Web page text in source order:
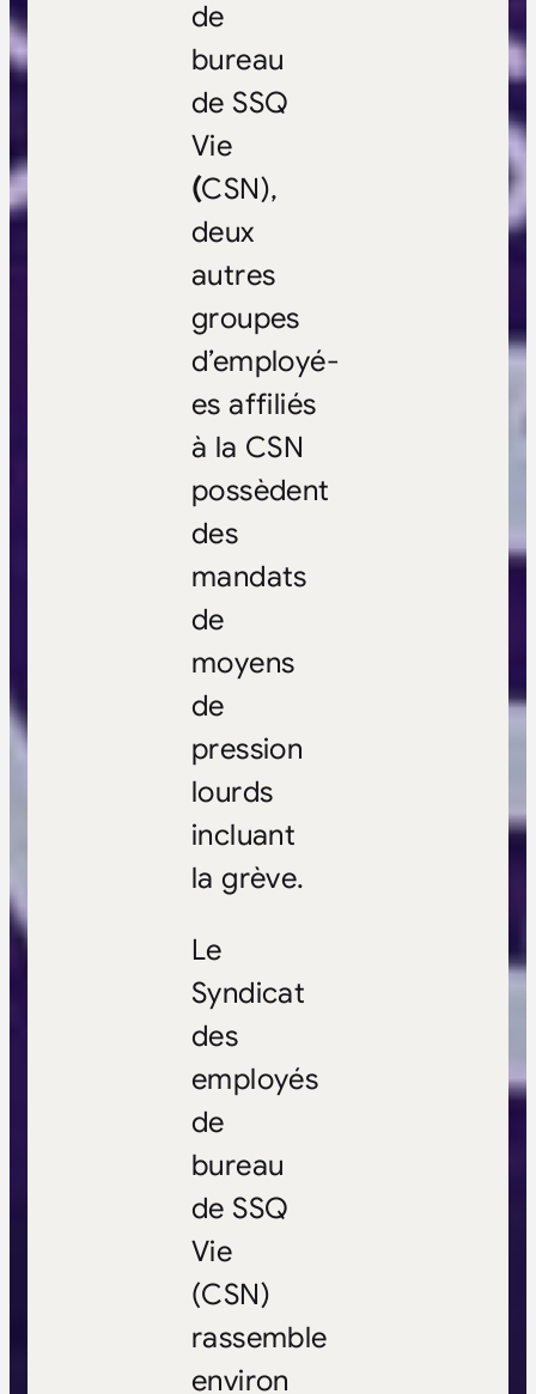
de
bureau
de SSQ
Vie
(CSN),
deux
autres
groupes
d’employé-
es affiliés
à la CSN
possèdent
des
mandats
de
moyens
de
pression
lourds
incluant
la grève.
Le
Syndicat
des
employés
de
bureau
de SSQ
Vie
(CSN)
rassemble
environ